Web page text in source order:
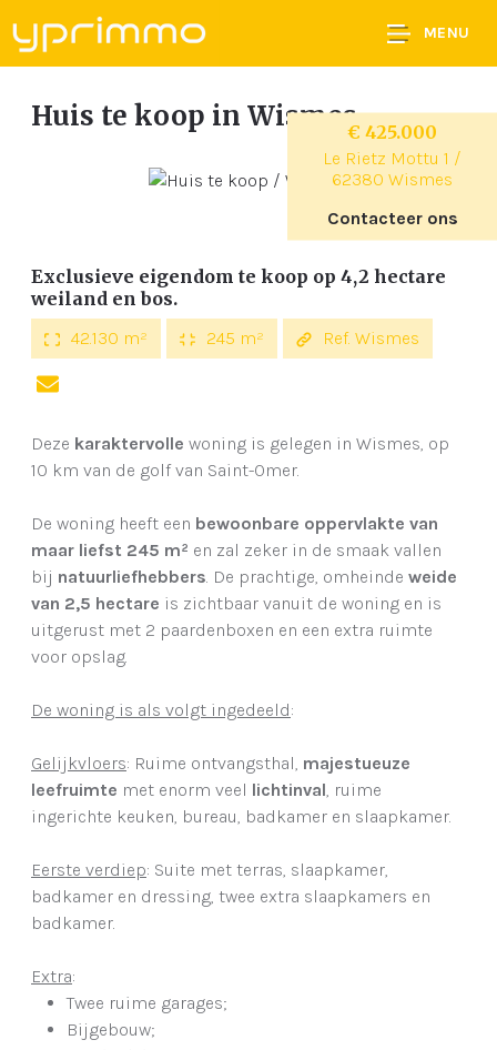
MENU
Huis te koop in Wismes€ 425.000
Le Rietz Mottu 1 /
62380 Wismes
Contacteer ons
Exclusieve eigendom te koop op 4,2 hectare
weiland en bos.
42.130 m² 245 m² Ref. Wismes
Deze karaktervolle woning is gelegen in Wismes, op
10 km van de golf van Saint-Omer.
De woning heeft een bewoonbare oppervlakte van
maar liefst 245 m² en zal zeker in de smaak vallen
bij natuurliefhebbers. De prachtige, omheinde weide
van 2,5 hectare is zichtbaar vanuit de woning en is
uitgerust met 2 paardenboxen en een extra ruimte
voor opslag.
De woning is als volgt ingedeeld:
Gelijkvloers: Ruime ontvangsthal, majestueuze
leefruimte met enorm veel lichtinval, ruime
ingerichte keuken, bureau, badkamer en slaapkamer.
Eerste verdiep: Suite met terras, slaapkamer,
badkamer en dressing, twee extra slaapkamers en
badkamer.
Extra:
Twee ruime garages;
Bijgebouw;